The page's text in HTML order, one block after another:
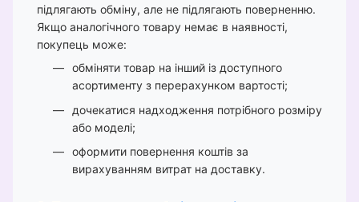
підлягають обміну, але не підлягають поверненню.
Якщо аналогічного товару немає в наявності,
покупець може:
обміняти товар на інший із доступного
асортименту з перерахунком вартості;
дочекатися надходження потрібного розміру
або моделі;
оформити повернення коштів за
вирахуванням витрат на доставку.